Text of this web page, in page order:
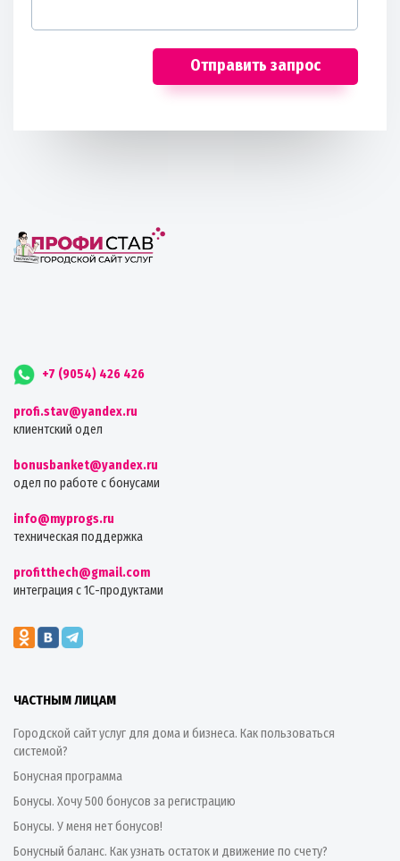
Отправить запрос
+7 (9054) 426 426
profi.stav@yandex.ru
клиентский одел
bonusbanket@yandex.ru
одел по работе с бонусами
info@myprogs.ru
техническая поддержка
profitthech@gmail.com
интеграция с 1С-продуктами
ЧАСТНЫМ ЛИЦАМ
Городской сайт услуг для дома и бизнеса. Как пользоваться
системой?
Бонусная программа
Бонусы. Хочу 500 бонусов за регистрацию
Бонусы. У меня нет бонусов!
Бонусный баланс. Как узнать остаток и движение по счету?